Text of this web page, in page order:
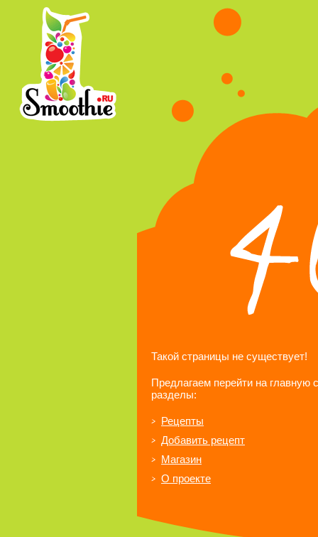
Такой страницы не существует!
Предлагаем перейти на
разделы:
Рецепты
Добавить рецепт
Магазин
О проекте